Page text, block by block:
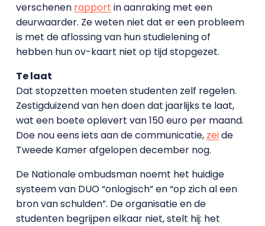
verschenen rapport in aanraking met een
deurwaarder. Ze weten niet dat er een probleem
is met de aflossing van hun studielening of
hebben hun ov-kaart niet op tijd stopgezet.
Te laat
Dat stopzetten moeten studenten zelf regelen.
Zestigduizend van hen doen dat jaarlijks te laat,
wat een boete oplevert van 150 euro per maand.
Doe nou eens iets aan de communicatie, zeide
Tweede Kamer afgelopen december nog.
De Nationale ombudsman noemt het huidige
systeem van DUO “onlogisch” en “op zich al een
bron van schulden”. De organisatie en de
studenten begrijpen elkaar niet, stelt hij: het